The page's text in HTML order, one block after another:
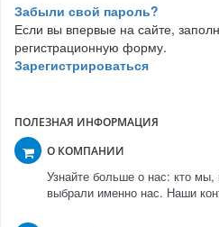
Забыли свой пароль?
Если вы впервые на сайте,
регистрационную форму.
Зарегистрироваться
ПОЛЕЗНАЯ ИНФОРМАЦИЯ
О КОМПАНИИ
Узнайте больше о нас: кто
выбрали именно нас. Наши